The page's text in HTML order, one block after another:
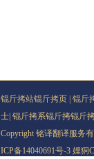
锟斤拷站锟斤拷页 锟斤
士 锟斤拷系锟斤拷锟斤
Copyright 铭译翻译服务
ICP备14040691号-3 娌狪